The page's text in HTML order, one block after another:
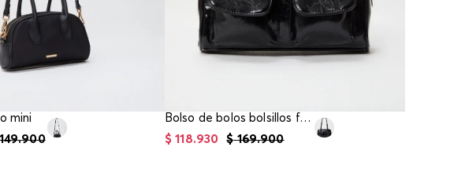
mini
.900
Bolso de bolos bolsillos frontales
$ 169.900
$ 118.930